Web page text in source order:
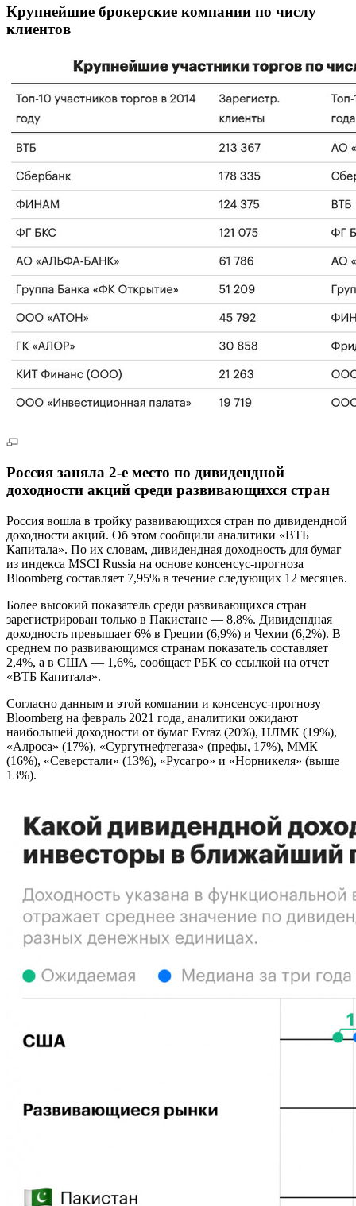
Крупнейшие брокерские компании по числу
клиентов
Россия заняла 2-е место по дивидендной
доходности акций среди развивающихся стран
Россия вошла в тройку развивающихся стран по дивидендной
доходности акций. Об этом сообщили аналитики «ВТБ
Капитала». По их словам, дивидендная доходность для бумаг
из индекса MSCI Russia на основе консенсус-прогноза
Bloomberg составляет 7,95% в течение следующих 12 месяцев.
Более высокий показатель среди развивающихся стран
зарегистрирован только в Пакистане — 8,8%. Дивидендная
доходность превышает 6% в Греции (6,9%) и Чехии (6,2%). В
среднем по развивающимся странам показатель составляет
2,4%, а в США — 1,6%, сообщает РБК со ссылкой на отчет
«ВТБ Капитала».
Согласно данным и этой компании и консенсус-прогнозу
Bloomberg на февраль 2021 года, аналитики ожидают
наибольшей доходности от бумаг Evraz (20%), НЛМК (19%),
«Алроса» (17%), «Сургутнефтегаза» (префы, 17%), ММК
(16%), «Северстали» (13%), «Русагро» и «Норникеля» (выше
13%).